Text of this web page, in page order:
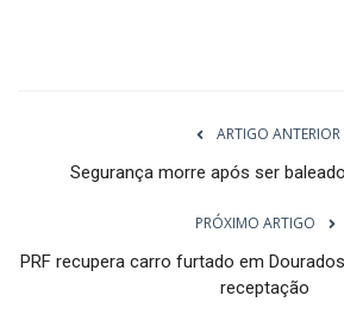
ARTIGO ANTERIOR
Segurança morre após ser
PRÓXIMO ARTIGO
PRF recupera carro furtado em
receptação